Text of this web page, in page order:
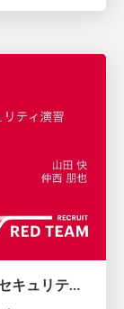
攻撃と防御で学ぶAI時代のプロダクトセキュリティ演習